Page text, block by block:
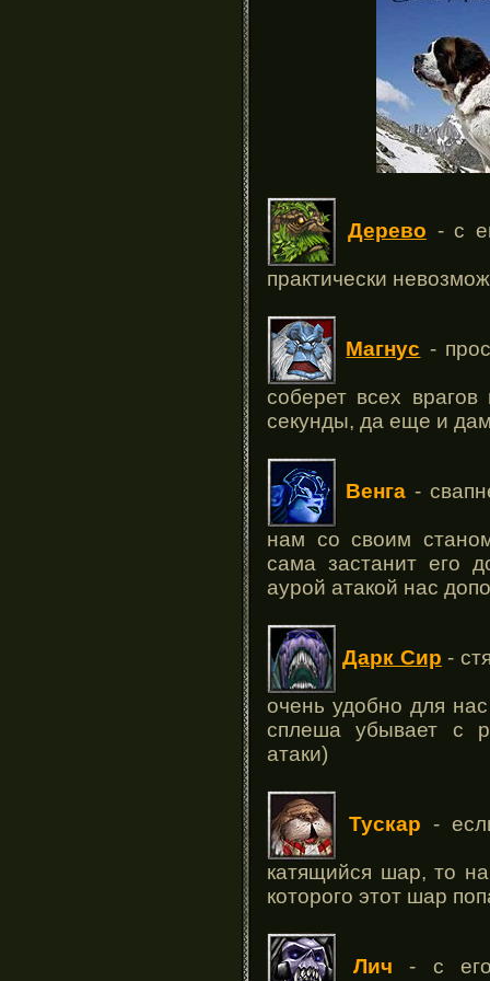
Дерево - с
практически
Магнус -
соберет всех
секунды, да еще и
Венга-
нам со своим
сама застанит его
аурой атакой нас
Дарк Сир -
очень удобно для
сплеша убывает с
атаки)
Тускар -
катящийся шар, то
которого этот шар
Лич - с